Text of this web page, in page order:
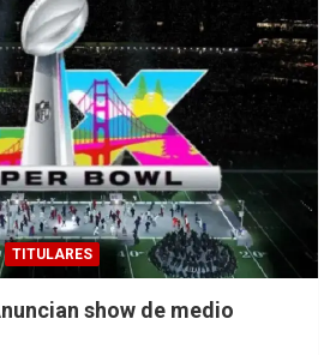
TITULARES
show de medio